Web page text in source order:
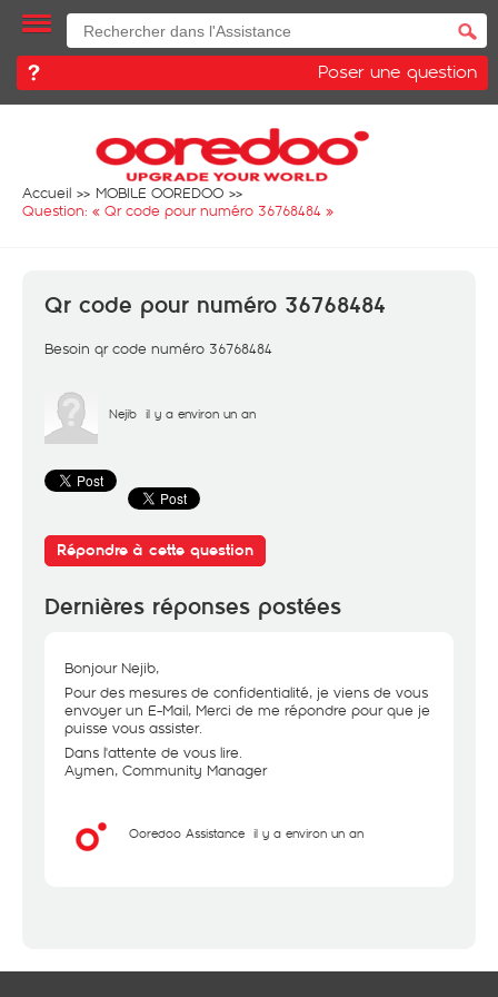
Poser une question
Accueil
MOBILE OOREDOO
Question: « Qr code pour numéro 36768484 »
Qr code pour numéro 36768484
Besoin qr code numéro 36768484
Nejib il y a environ un an
Répondre à cette question
Dernières réponses postées
Bonjour Nejib,
Pour des mesures de confidentialité, je viens de vous
envoyer un E-Mail, Merci de me répondre pour que je
puisse vous assister.
Dans l'attente de vous lire.
Aymen, Community Manager
Ooredoo Assistance il y a environ un an